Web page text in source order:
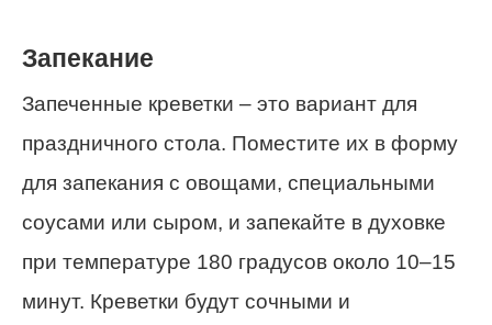
Запекание
Запеченные креветки – это вариант для
праздничного стола. Поместите их в форму
для запекания с овощами, специальными
соусами или сыром, и запекайте в духовке
при температуре 180 градусов около 10–15
минут. Креветки будут сочными и